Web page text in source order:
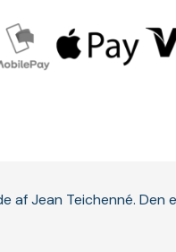
Jean Teichenné.